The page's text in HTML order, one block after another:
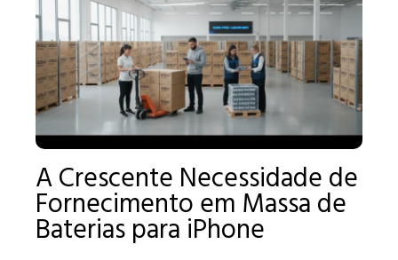
A Crescente Necessidade de
Fornecimento em Massa de
Baterias para iPhone